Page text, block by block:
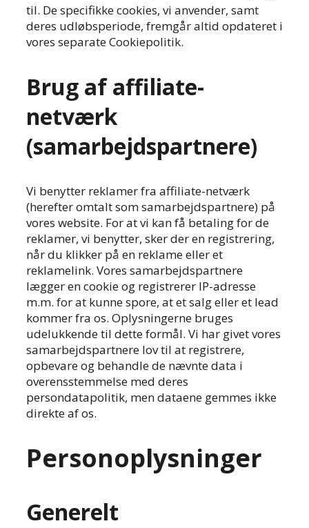
til. De specifikke cookies, vi anvender, samt
deres udløbsperiode, fremgår altid opdateret i
vores separate Cookiepolitik.
Brug af affiliate-
netværk
(samarbejdspartnere)
Vi benytter reklamer fra affiliate-netværk
(herefter omtalt som samarbejdspartnere) på
vores website. For at vi kan få betaling for de
reklamer, vi benytter, sker der en registrering,
når du klikker på en reklame eller et
reklamelink. Vores samarbejdspartnere
lægger en cookie og registrerer IP-adresse
m.m. for at kunne spore, at et salg eller et lead
kommer fra os. Oplysningerne bruges
udelukkende til dette formål. Vi har givet vores
samarbejdspartnere lov til at registrere,
opbevare og behandle de nævnte data i
overensstemmelse med deres
persondatapolitik, men dataene gemmes ikke
direkte af os.
Personoplysninger
Generelt